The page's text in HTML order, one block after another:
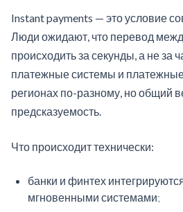
Instant payments — это условие
Люди ожидают, что перевод
происходить за секунды, а не за
платежные системы и
регионах по-разному, но общий
предсказуемость.
Что происходит технически:
банки и финтех
мгновенными системами;